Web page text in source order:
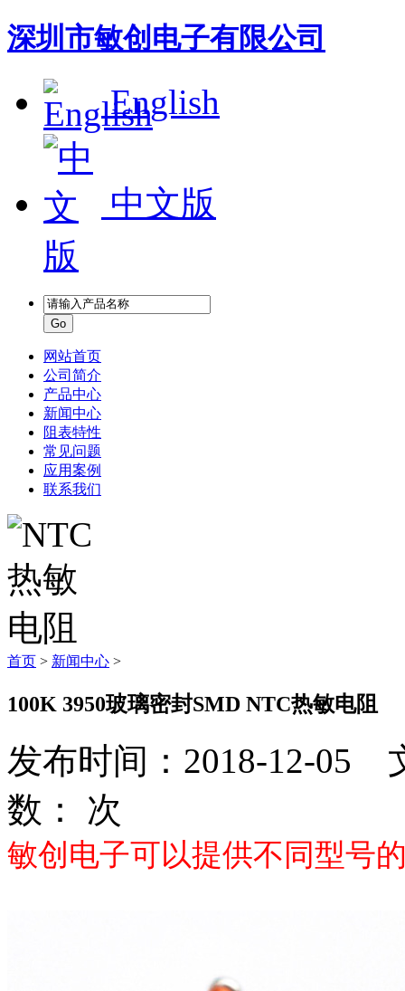
深圳市敏创电子有限公司
English
中文版
网站首页
公司简介
产品中心
新闻中心
阻表特性
常见问题
应用案例
联系我们
首页 > 新闻中心 >
100K 3950玻璃密封SMD NTC热敏电阻
发布时间：2018-12-05
数： 次
敏创电子可以提供不同型号